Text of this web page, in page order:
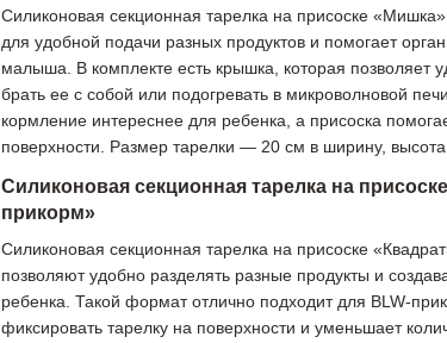
Силиконовая секционная тарелка на присоске
для удобной подачи разных продуктов и помогает
малыша. В комплекте есть крышка, которая позволяет
брать ее с собой или подогревать в микроволновой
кормление интереснее для ребенка, а присоска
поверхности. Размер тарелки — 20 см в ширину,
Силиконовая секционная тарелка на
прикорм»
Силиконовая секционная тарелка на присоске
позволяют удобно разделять разные продукты и
ребенка. Такой формат отлично подходит для BLW-
фиксировать тарелку на поверхности и уменьшает